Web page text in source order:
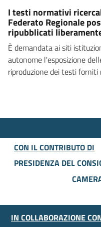
I testi normativi
Federato Regionale
ripubblicati
È demandata ai siti
autonome l'esposizione
riproduzione dei testi
CON IL CONTRIBUTO DI
PRESIDENZA DEL
IN COLLABORAZIONE